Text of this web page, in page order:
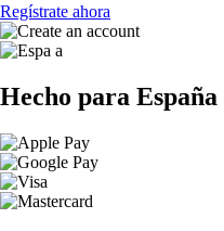
Regístrate ahora
Hecho para España